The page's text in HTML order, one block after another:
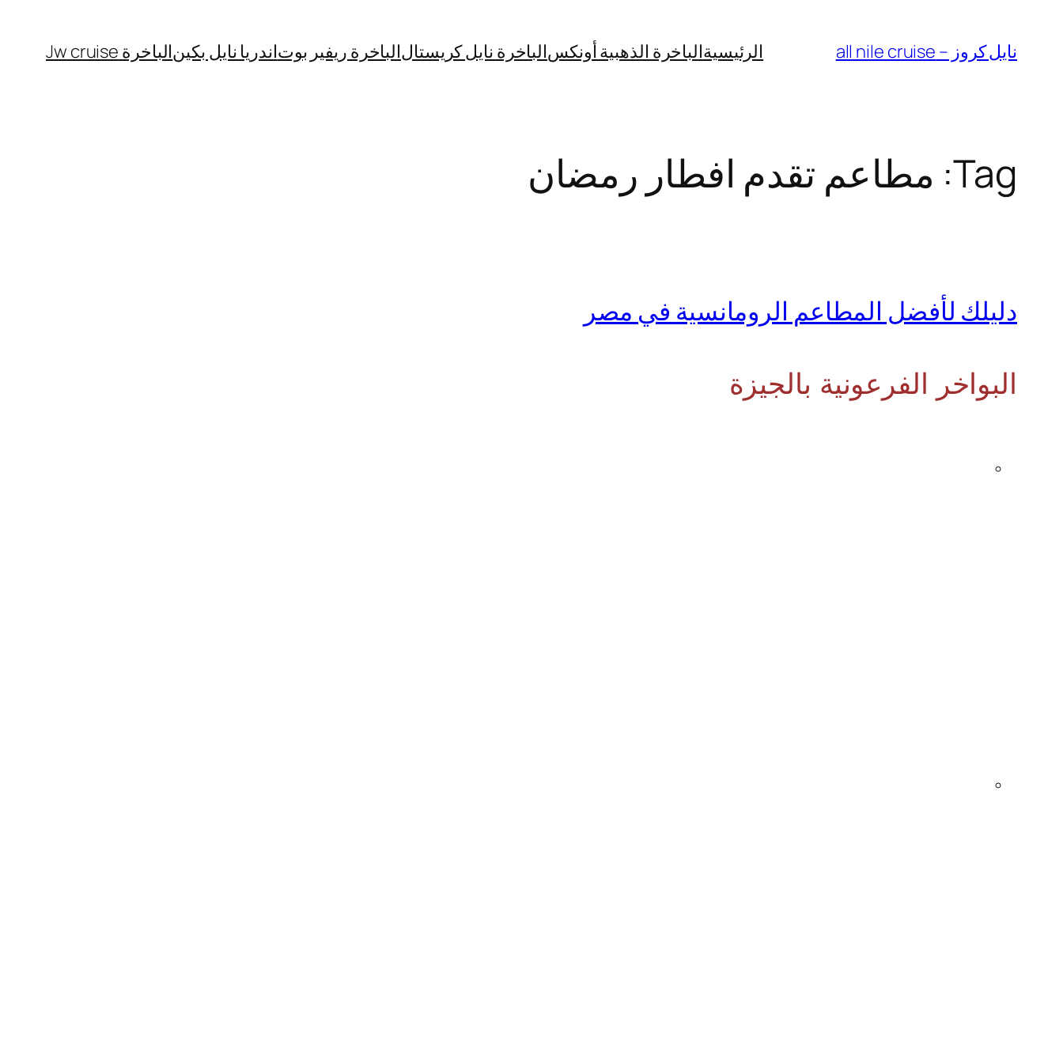
content
نايل كروز – all nile cruise الرئيسيةالباخرة الذهبية أونكسالباخرة نايل كريستالالباخرة ريفير بوتاندريا نايل بكينالباخرة Jw cruise
Tag: مطاعم تقدم افطار رمضان
دليلك لأفضل المطاعم الرومانسية في مصر
البواخر الفرعونية بالجيزة